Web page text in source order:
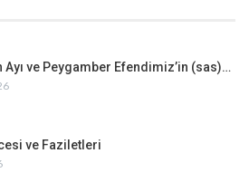
Ayı ve Peygamber Efendimiz’in (sas)…
ve Faziletleri